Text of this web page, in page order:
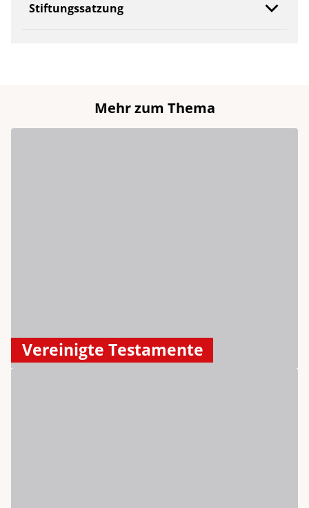
Stiftungssatzung
Mehr zum Thema
Vereinigte Testamente